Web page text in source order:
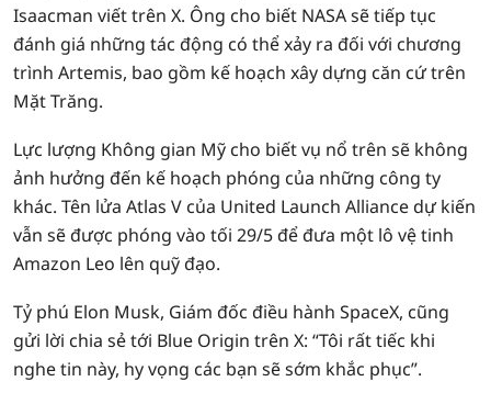
Isaacman viết trên X. Ông cho biết NASA sẽ tiếp tục
đánh giá những tác động có thể xảy ra đối với chương
trình Artemis, bao gồm kế hoạch xây dựng căn cứ trên
Mặt Trăng.
Lực lượng Không gian Mỹ cho biết vụ nổ trên sẽ không
ảnh hưởng đến kế hoạch phóng của những công ty
khác. Tên lửa Atlas V của United Launch Alliance dự kiến
vẫn sẽ được phóng vào tối 29/5 để đưa một lô vệ tinh
Amazon Leo lên quỹ đạo.
Tỷ phú Elon Musk, Giám đốc điều hành SpaceX, cũng
gửi lời chia sẻ tới Blue Origin trên X: “Tôi rất tiếc khi
nghe tin này, hy vọng các bạn sẽ sớm khắc phục”.